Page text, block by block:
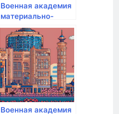
Военная академия
материально-
технического
обеспечения им.
генерала армии
А.В. Хрулёва
Военная академия